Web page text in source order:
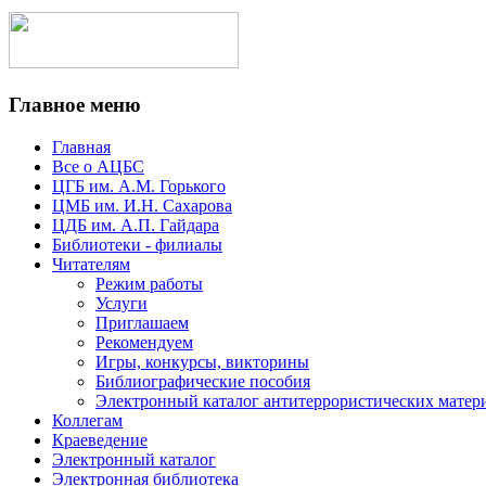
Главное меню
Главная
Все о АЦБС
ЦГБ им. А.М. Горького
ЦМБ им. И.Н. Сахарова
ЦДБ им. А.П. Гайдара
Библиотеки - филиалы
Читателям
Режим работы
Услуги
Приглашаем
Рекомендуем
Игры, конкурсы, викторины
Библиографические пособия
Электронный каталог антитеррористических
Коллегам
Краеведение
Электронный каталог
Электронная библиотека